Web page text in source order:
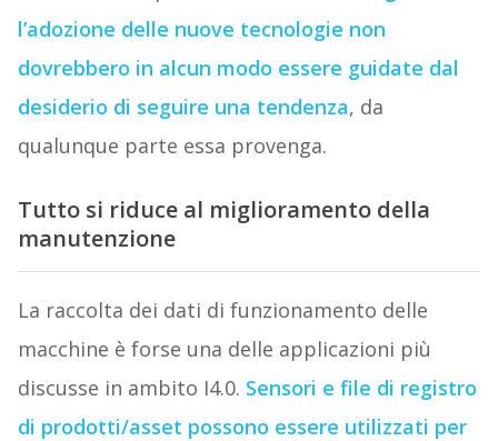
l’adozione delle nuove tecnologie non
dovrebbero in alcun modo essere guidate dal
desiderio di seguire una tendenza, da
qualunque parte essa provenga.
Tutto si riduce al miglioramento della
manutenzione
La raccolta dei dati di funzionamento delle
macchine è forse una delle applicazioni più
discusse in ambito I4.0. Sensori e file di registro
di prodotti/asset possono essere utilizzati per